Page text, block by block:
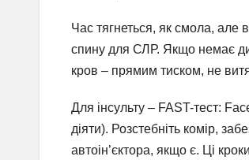
Час тягнеться, як смола, але
спину для СЛР. Якщо немає
кров – прямим тиском, не
Для інсульту – FAST-тест:
діяти). Розстебніть комір,
автоін’єктора, якщо є. Ці